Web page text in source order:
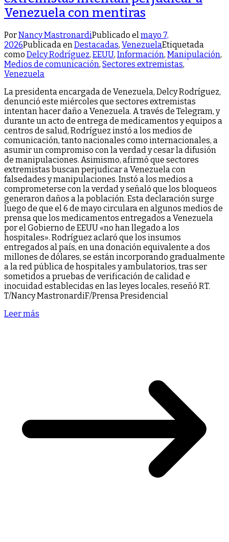
Venezuela con mentiras
PorNancy MastronardiPublicado elmayo 7,
2026Publicada enDestacadas, VenezuelaEtiquetada
como Delcy Rodríguez, EEUU, Información, Manipulación,
Medios de comunicación, Sectores extremistas,
Venezuela
La presidenta encargada de Venezuela, Delcy Rodríguez,
denunció este miércoles que sectores extremistas
intentan hacer daño a Venezuela. A través de Telegram, y
durante un acto de entrega de medicamentos y equipos a
centros de salud, Rodríguez instó a los medios de
comunicación, tanto nacionales como internacionales, a
asumir un compromiso con la verdad y cesar la difusión
de manipulaciones. Asimismo, afirmó que sectores
extremistas buscan perjudicar a Venezuela con
falsedades y manipulaciones. Instó a los medios a
comprometerse con la verdad y señaló que los bloqueos
generaron daños a la población. Esta declaración surge
luego de que el 6 de mayo circulara en algunos medios de
prensa que los medicamentos entregados a Venezuela
por el Gobierno de EEUU «no han llegado a los
hospitales». Rodríguez aclaró que los insumos
entregados al país, en una donación equivalente a dos
millones de dólares, se están incorporando gradualmente
a la red pública de hospitales y ambulatorios, tras ser
sometidos a pruebas de verificación de calidad e
inocuidad establecidas en las leyes locales, reseñó RT.
T/Nancy MastronardiF/Prensa Presidencial
Leer más